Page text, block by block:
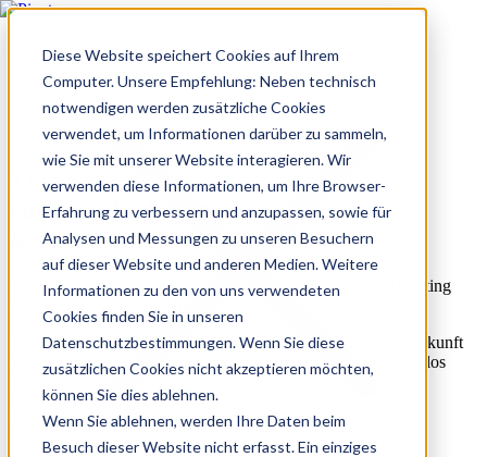
Diese Website speichert Cookies auf Ihrem
Computer. Unsere Empfehlung: Neben technisch
notwendigen werden zusätzliche Cookies
verwendet, um Informationen darüber zu sammeln,
wie Sie mit unserer Website interagieren. Wir
verwenden diese Informationen, um Ihre Browser-
Erfahrung zu verbessern und anzupassen, sowie für
Analysen und Messungen zu unseren Besuchern
auf dieser Website und anderen Medien. Weitere
Informationen zu den von uns verwendeten
Cookies finden Sie in unseren
Datenschutzbestimmungen. Wenn Sie diese
zusätzlichen Cookies nicht akzeptieren möchten,
können Sie dies ablehnen.
Wenn Sie ablehnen, werden Ihre Daten beim
Besuch dieser Website nicht erfasst. Ein einziges
Tipps & Tricks
rund um HubSpot
& Marketing
HubSpot best practices, Updates aus der Performance Marketing
Gefällt dir, was du siehst? Lies unsere neusten Beiträge in Zukunft
als erster und verpasse keine neuen Inhalte mehr. Jetzt kostenlos
HubSpot Newsletter abonnieren